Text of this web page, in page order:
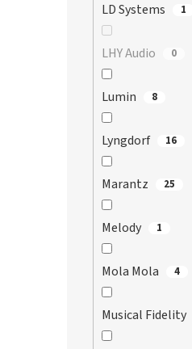
LD Systems 1
LHY Audio 0
Lumin 8
Lyngdorf 16
Marantz 25
Melody 1
Mola Mola 4
Musical Fidelity